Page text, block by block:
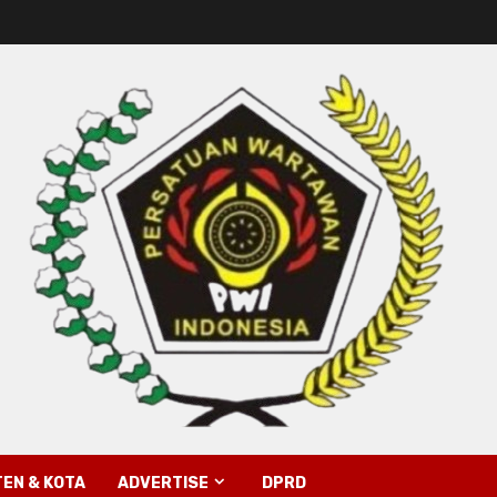
& KOTA ADVERTISE DPRD